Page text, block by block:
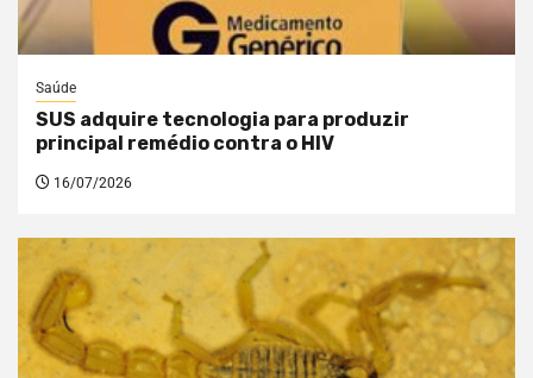
Saúde
SUS adquire tecnologia para produzir
principal remédio contra o HIV
16/07/2026